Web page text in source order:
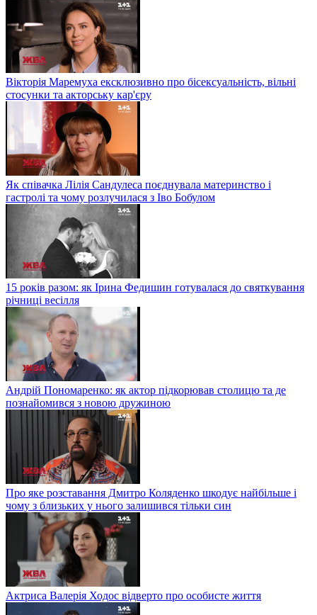
Вікторія Маремуха ексклюзивно про бісексуальність, вільні
стосунки та акторську кар'єру
Як співачка Лілія Сандулеса поєднувала материнство і
гастролі та чому розлучилася з Іво Бобулом
15 років разом: як Ірина Федишин готувалася до святкування
річниці весілля
Андрій Пономаренко: як актор підкорював столицю та де
познайомився з новою дружиною
Про яке розставання Дмитро Коляденко шкодує найбільше і
чому з близьких у нього залишився тільки син
Актриса Валерія Ходос відверто про особисте життя